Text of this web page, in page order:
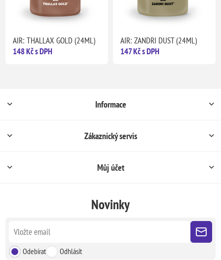
AIR: THALLAX GOLD (24ML)
148 Kč s DPH
AIR: ZANDRI DUST (24ML)
147 Kč s DPH
Informace
Zákaznický servis
Můj účet
Novinky
Odebírat Odhlásit